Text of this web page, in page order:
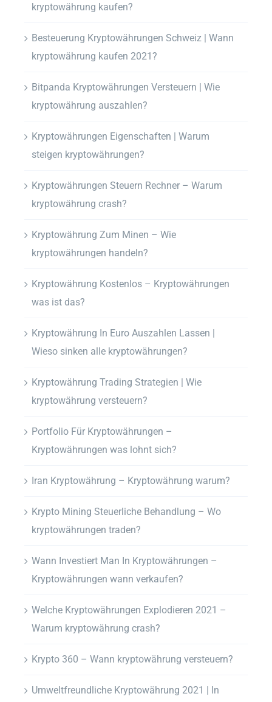
kryptowährung kaufen?
Besteuerung Kryptowährungen Schweiz | Wann
kryptowährung kaufen 2021?
Bitpanda Kryptowährungen Versteuern | Wie
kryptowährung auszahlen?
Kryptowährungen Eigenschaften | Warum
steigen kryptowährungen?
Kryptowährungen Steuern Rechner – Warum
kryptowährung crash?
Kryptowährung Zum Minen – Wie
kryptowährungen handeln?
Kryptowährung Kostenlos – Kryptowährungen
was ist das?
Kryptowährung In Euro Auszahlen Lassen |
Wieso sinken alle kryptowährungen?
Kryptowährung Trading Strategien | Wie
kryptowährung versteuern?
Portfolio Für Kryptowährungen –
Kryptowährungen was lohnt sich?
Iran Kryptowährung – Kryptowährung warum?
Krypto Mining Steuerliche Behandlung – Wo
kryptowährungen traden?
Wann Investiert Man In Kryptowährungen –
Kryptowährungen wann verkaufen?
Welche Kryptowährungen Explodieren 2021 –
Warum kryptowährung crash?
Krypto 360 – Wann kryptowährung versteuern?
Umweltfreundliche Kryptowährung 2021 | In